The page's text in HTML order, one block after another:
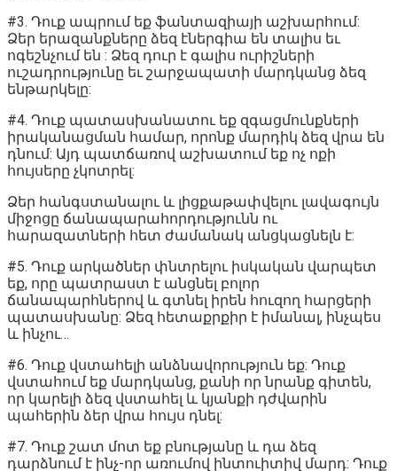
#3. Դուք ապրում եք ֆանտազիայի աշխարհում:
Ձեր երազանքները ձեզ էներգիա են տալիս եւ
ոգեշնչում են : Ձեզ դուր է գալիս ուրիշների
ուշադրությունը եւ շարջապատի մարդկանց ձեզ
ենթարկելը:
#4. Դուք պատասխանատու եք զգացմունքների
իրականացման համար, որոնք մարդիկ ձեզ վրա են
դնում: Այդ պատճառով աշխատում եք ոչ ոքի
հույսերը չկոտրել:
Ձեր հանգստանալու և լիցքաթափվելու լավագույն
միջոցը ճանապարահորդությունն ու
հարազատների հետ ժամանակ անցկացնելն է:
#5. Դուք արկածներ փնտրելու իսկական վարպետ
եք, որը պատրաստ է անցնել բոլոր
ճանապարհներով և գտնել իրեն հուզող հարցերի
պատասխանը: Ձեզ հետաքրքիր է իմանալ, ինչպես
և ինչու…
#6. Դուք վստահելի անձնավորություն եք: Դուք
վստահում եք մարդկանց, քանի որ նրանք գիտեն,
որ կարելի ձեզ վստահել և կյանքի դժվարին
պահերին ձեր վրա հույս դնել:
#7. Դուք շատ մոտ եք բնությանը և դա ձեզ
դարձնում է ինչ-որ առումով ինտուիտիվ մարդ: Դուք